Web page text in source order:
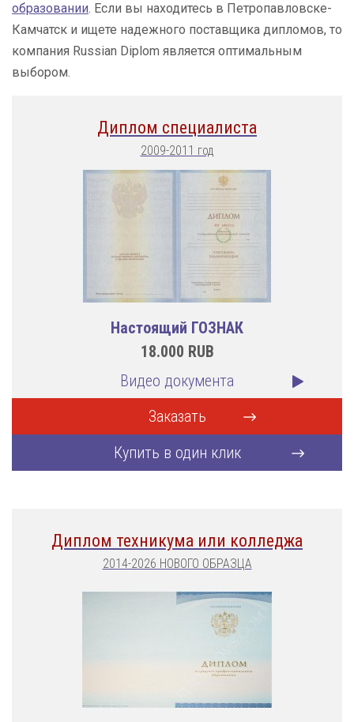
образовании. Если вы находитесь в Петропавловске-
Камчатск и ищете надежного поставщика дипломов, то
компания Russian Diplom является оптимальным
выбором.
Диплом специалиста
2009-2011 год
Настоящий ГОЗНАК
18.000 RUB
Видео документа
Заказать
Купить в один клик
Диплом техникума или колледжа
2014-2026 НОВОГО ОБРАЗЦА